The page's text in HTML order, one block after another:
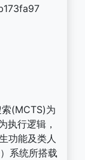
(MCTS)为
执行逻辑，
功能及类人
系统所搭载